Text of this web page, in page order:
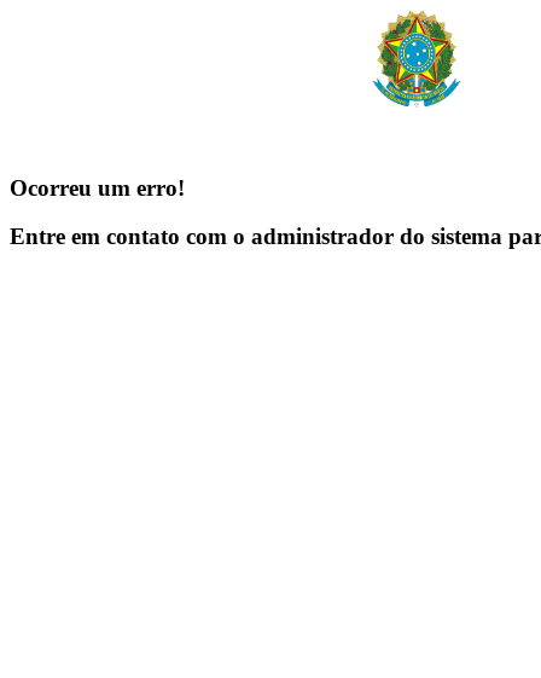
Ocorreu um erro!
Entre em contato com o administrador do sistema